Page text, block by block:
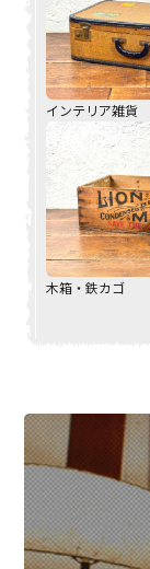
インテリア雑貨
木箱・鉄カゴ